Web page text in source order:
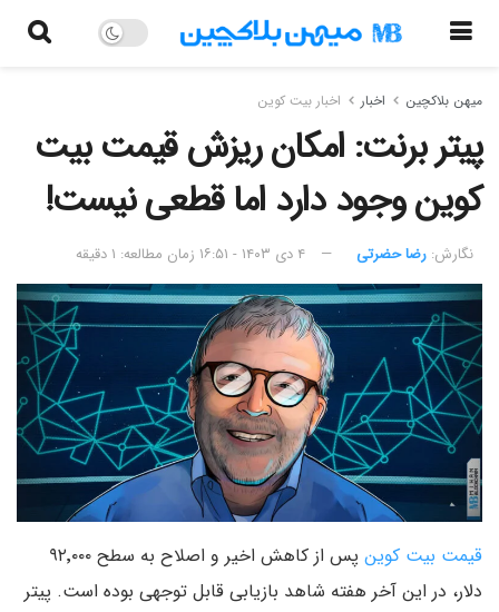
میهن بلاکچین اخبار اخبار بیت کوین
پیتر برنت: امکان ریزش قیمت بیت
کوین وجود دارد اما قطعی نیست!
نگارش:‌ رضا حضرتی ۴ دی ۱۴۰۳ - ۱۶:۵۱ زمان مطالعه: ۱ دقیقه
قیمت بیت کوین
پس از کاهش اخیر و اصلاح به سطح ۹۲٬۰۰۰
دلار، در این آخر هفته شاهد بازیابی قابل توجهی بوده است. پیتر